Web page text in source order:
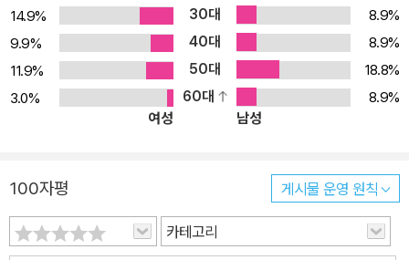
하는 풍조에 대한 묘사에서도 잘 드러난다. 저승에서 귀사가 죄를 지
은 나복의 어머니 유씨를 데려가며 돈 ‘전(錢)’ 자는 앞 ‘전(前)’이라
는 뜻으로 돈이 있으면 남들 앞에 있을 수 있고 없으면 뒤에 떨어져 있
게 된다고 묘사하는 부분은 현대적 관점에서 보더라도 시사하는 바가
크다. 아울러 귀사는 ‘전’이라는 글자가 쇠 금(金) 하나에 창 과(戈)
창이 합쳐져 있는 것이라고 말하며 돈이 지닌 양면성을 설명한다. 이
처럼 종교를 바탕으로 한 여느 작품들이 물질을 추구하는 욕망에 비
판적인 데 반해, 『목련구모권선희문』은 단순히 도덕론을 설파하는 것
에서 벗어나 좀 더 다각적으로 사색할 수 있도록 해 준다. 주인공이 세
14.9%
30대
8.9%
9.9%
40대
8.9%
11.9%
50대
18.8%
3.0%
60대
8.9%
여성
남성
100자평 게시물 운영 원칙
카테고리